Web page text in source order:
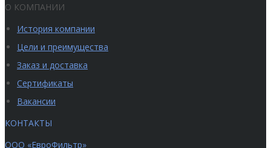
О КОМПАНИИ
История компании
Цели и преимущества
Заказ и доставка
Сертификаты
Вакансии
КОНТАКТЫ
ООО «ЕвроФильтр»